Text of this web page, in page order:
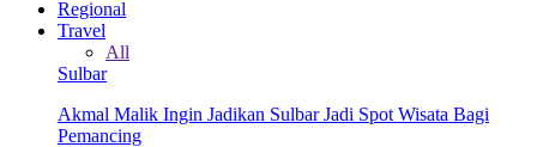
Regional
Travel
All
Sulbar
Akmal Malik Ingin Jadikan Sulbar Jadi Spot Wisata Bagi
Pemancing